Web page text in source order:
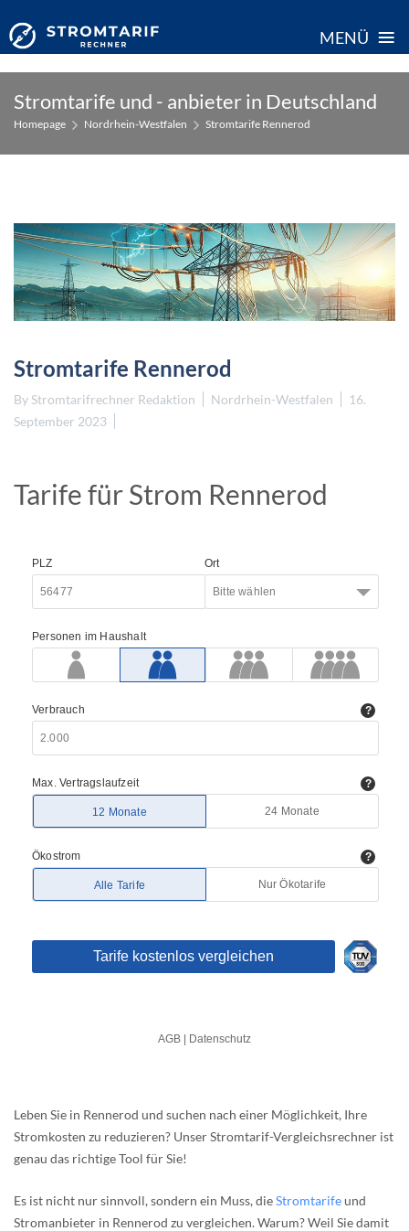
MENÜ ≡
content
Stromtarife und - anbieter in Deutschland
Homepage Nordrhein-Westfalen Stromtarife Rennerod
Stromtarife Rennerod
By Stromtarifrechner Redaktion Nordrhein-Westfalen
16.
September 2023
Tarife für Strom Rennerod
Leben Sie in Rennerod und suchen nach einer Möglichkeit, Ihre
Stromkosten zu reduzieren? Unser Stromtarif-Vergleichsrechner ist
genau das richtige Tool für Sie!
Es ist nicht nur sinnvoll, sondern ein Muss, dieStromtarifeund
Stromanbieter in Rennerod zu vergleichen. Warum? Weil Sie damit